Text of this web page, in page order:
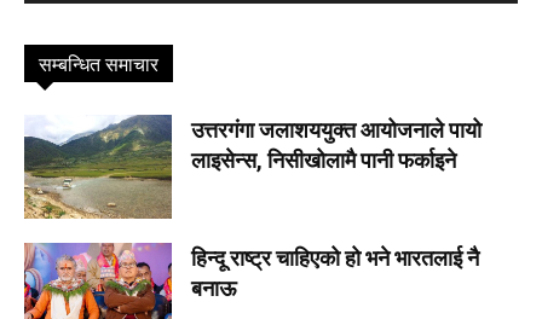
सम्बन्धित समाचार
उत्तरगंगा जलाशययुक्त आयोजनाले पायो
लाइसेन्स, निसीखोलामै पानी फर्काइने
हिन्दू राष्ट्र चाहिएको हो भने भारतलाई नै
बनाऊ